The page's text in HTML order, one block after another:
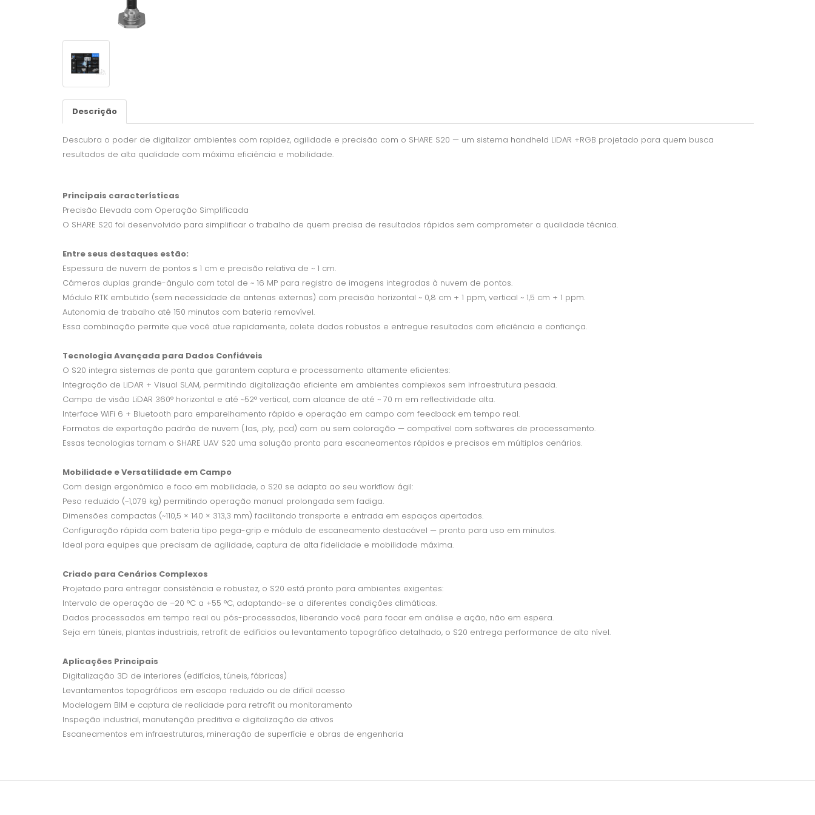
Descrição
Descubra o poder de digitalizar ambientes com rapidez, agilidade e precisão com o SHARE S20 — um sistema handheld LiDAR +RGB projetado para quem busca
resultados de alta qualidade com máxima eficiência e mobilidade.
Principais características
Precisão Elevada com Operação Simplificada
O SHARE S20 foi desenvolvido para simplificar o trabalho de quem precisa de resultados rápidos sem comprometer a qualidade técnica.
Entre seus destaques estão:
Espessura de nuvem de pontos ≤ 1 cm e precisão relativa de ~ 1 cm.
Câmeras duplas grande-ângulo com total de ~ 16 MP para registro de imagens integradas à nuvem de pontos.
Módulo RTK embutido (sem necessidade de antenas externas) com precisão horizontal ~ 0,8 cm + 1 ppm, vertical ~ 1,5 cm + 1 ppm.
Autonomia de trabalho até 150 minutos com bateria removível.
Essa combinação permite que você atue rapidamente, colete dados robustos e entregue resultados com eficiência e confiança.
Tecnologia Avançada para Dados Confiáveis
O S20 integra sistemas de ponta que garantem captura e processamento altamente eficientes:
Integração de LiDAR + Visual SLAM, permitindo digitalização eficiente em ambientes complexos sem infraestrutura pesada.
Campo de visão LiDAR 360° horizontal e até ~52° vertical, com alcance de até ~ 70 m em reflectividade alta.
Interface WiFi 6 + Bluetooth para emparelhamento rápido e operação em campo com feedback em tempo real.
Formatos de exportação padrão de nuvem (.las, .ply, .pcd) com ou sem coloração — compatível com softwares de processamento.
Essas tecnologias tornam o SHARE UAV S20 uma solução pronta para escaneamentos rápidos e precisos em múltiplos cenários.
Mobilidade e Versatilidade em Campo
Com design ergonômico e foco em mobilidade, o S20 se adapta ao seu workflow ágil:
Peso reduzido (~1,079 kg) permitindo operação manual prolongada sem fadiga.
Dimensões compactas (~110,5 × 140 × 313,3 mm) facilitando transporte e entrada em espaços apertados.
Configuração rápida com bateria tipo pega-grip e módulo de escaneamento destacável — pronto para uso em minutos.
Ideal para equipes que precisam de agilidade, captura de alta fidelidade e mobilidade máxima.
Criado para Cenários Complexos
Projetado para entregar consistência e robustez, o S20 está pronto para ambientes exigentes:
Intervalo de operação de –20 °C a +55 °C, adaptando-se a diferentes condições climáticas.
Dados processados em tempo real ou pós-processados, liberando você para focar em análise e ação, não em espera.
Seja em túneis, plantas industriais, retrofit de edifícios ou levantamento topográfico detalhado, o S20 entrega performance de alto nível.
Aplicações Principais
Digitalização 3D de interiores (edifícios, túneis, fábricas)
Levantamentos topográficos em escopo reduzido ou de difícil acesso
Modelagem BIM e captura de realidade para retrofit ou monitoramento
Inspeção industrial, manutenção preditiva e digitalização de ativos
Escaneamentos em infraestruturas, mineração de superfície e obras de engenharia